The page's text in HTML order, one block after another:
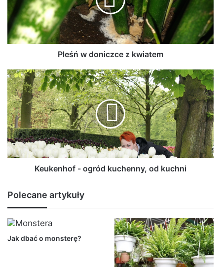
Pleśń w doniczce z kwiatem
Keukenhof
-
ogród
kuchenny,
od
kuchni
Keukenhof - ogród kuchenny, od kuchni
Polecane artykuły
Jak dbać o monsterę?